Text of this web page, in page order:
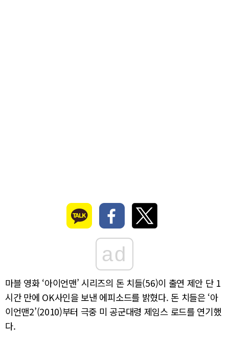
ad
마블 영화 ‘아이언맨’ 시리즈의 돈 치들(56)이 출연 제안 단 1
시간 만에 OK사인을 보낸 에피소드를 밝혔다. 돈 치들은 ‘아
이언맨2’(2010)부터 극중 미 공군대령 제임스 로드를 연기했
다.